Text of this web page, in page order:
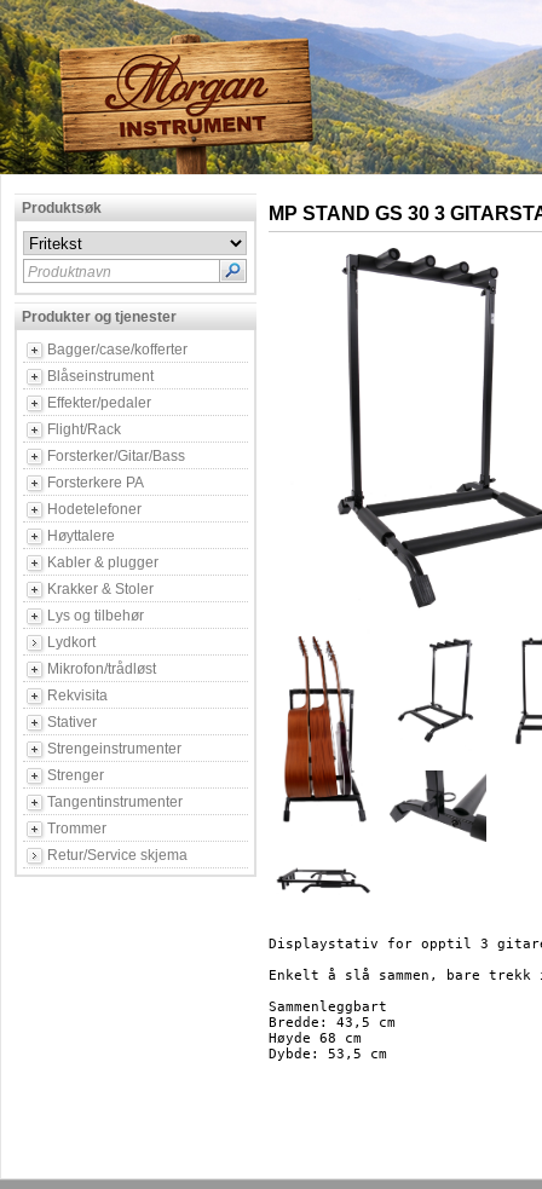
Produktsøk
Produktnavn
Produkter og tjenester
Bagger/case/kofferter
Blåseinstrument
Effekter/pedaler
Flight/Rack
Forsterker/Gitar/Bass
Forsterkere PA
Hodetelefoner
Høyttalere
Kabler & plugger
Krakker & Stoler
Lys og tilbehør
Lydkort
Mikrofon/trådløst
Rekvisita
Stativer
Strengeinstrumenter
Strenger
Tangentinstrumenter
Trommer
Retur/Service skjema
MP STAND GS 30 3
Displaystativ for opptil 3
Enkelt å slå sammen, bare
Sammenleggbart
Bredde: 43,5 cm
Høyde 68 cm
Dybde: 53,5 cm